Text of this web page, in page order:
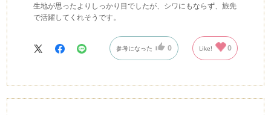
生地が思ったよりしっかり目でしたが、シワにもならず、旅先
で活躍してくれそうです。
参考になった 0 Like! 0